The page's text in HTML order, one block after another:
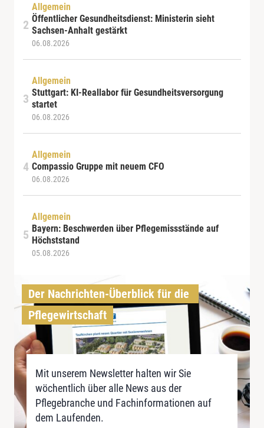
Allgemein
Öffentlicher Gesundheitsdienst: Ministerin sieht
Sachsen-Anhalt gestärkt
06.08.2026
Allgemein
Stuttgart: KI-Reallabor für Gesundheitsversorgung
startet
06.08.2026
Allgemein
Compassio Gruppe mit neuem CFO
06.08.2026
Allgemein
Bayern: Beschwerden über Pflegemissstände auf
Höchststand
05.08.2026
Der Nachrichten-Überblick für die
Pflegewirtschaft
Mit unserem Newsletter halten wir Sie
wöchentlich über alle News aus der
Pflegebranche und Fachinformationen auf
dem Laufenden.